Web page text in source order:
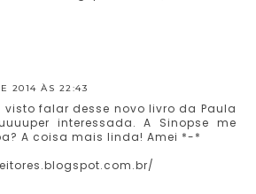
2014 ÀS 22:43
falar desse novo livro da Paula
interessada. A Sinopse me
A coisa mais linda! Amei *-*